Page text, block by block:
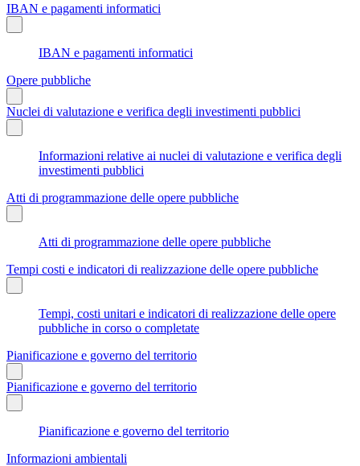
IBAN e pagamenti informatici
IBAN e pagamenti informatici
Opere pubbliche
Nuclei di valutazione e verifica degli investimenti pubblici
Informazioni relative ai nuclei di valutazione e verifica degli
investimenti pubblici
Atti di programmazione delle opere pubbliche
Atti di programmazione delle opere pubbliche
Tempi costi e indicatori di realizzazione delle opere pubbliche
Tempi, costi unitari e indicatori di realizzazione delle opere
pubbliche in corso o completate
Pianificazione e governo del territorio
Pianificazione e governo del territorio
Pianificazione e governo del territorio
Informazioni ambientali